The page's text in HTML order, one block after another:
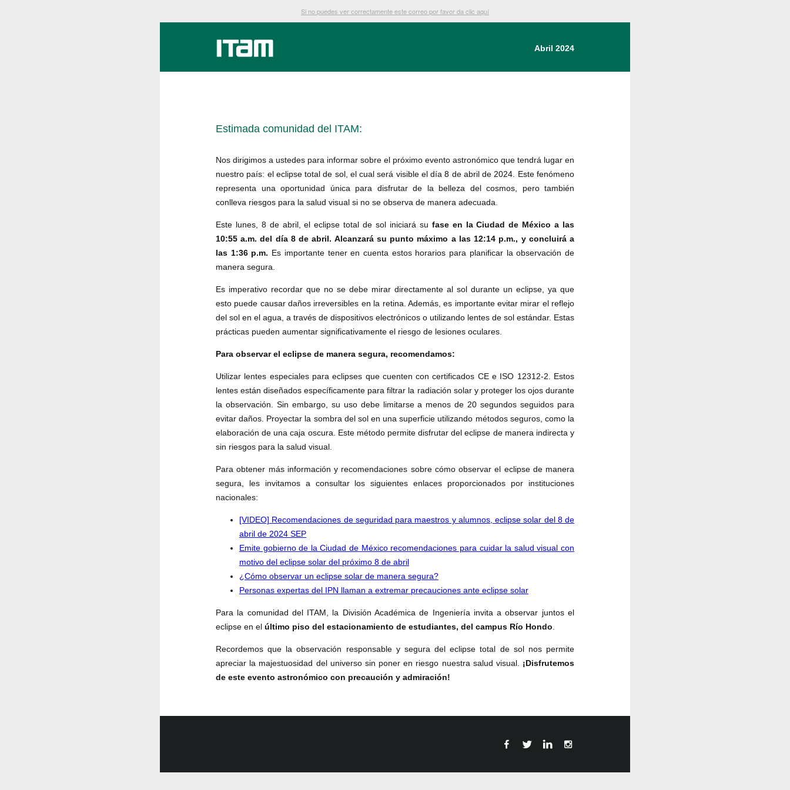
Si no puedes ver correctamente este correo por favor da clic aquí
Abril 2024
Estimada comunidad del ITAM:
Nos dirigimos a ustedes para informar sobre el próximo evento astronómico que tendrá lugar en
nuestro país: el eclipse total de sol, el cual será visible el día 8 de abril de 2024. Este fenómeno
representa una oportunidad única para disfrutar de la belleza del cosmos, pero también
conlleva riesgos para la salud visual si no se observa de manera adecuada.
Este lunes, 8 de abril, el eclipse total de sol iniciará su fase en la Ciudad de México a las
10:55 a.m. del día 8 de abril. Alcanzará su punto máximo a las 12:14 p.m., y concluirá a
las 1:36 p.m. Es importante tener en cuenta estos horarios para planificar la observación de
manera segura.
Es imperativo recordar que no se debe mirar directamente al sol durante un eclipse, ya que
esto puede causar daños irreversibles en la retina. Además, es importante evitar mirar el reflejo
del sol en el agua, a través de dispositivos electrónicos o utilizando lentes de sol estándar. Estas
prácticas pueden aumentar significativamente el riesgo de lesiones oculares.
Para observar el eclipse de manera segura, recomendamos:
Utilizar lentes especiales para eclipses que cuenten con certificados CE e ISO 12312-2. Estos
lentes están diseñados específicamente para filtrar la radiación solar y proteger los ojos durante
la observación. Sin embargo, su uso debe limitarse a menos de 20 segundos seguidos para
evitar daños. Proyectar la sombra del sol en una superficie utilizando métodos seguros, como la
elaboración de una caja oscura. Este método permite disfrutar del eclipse de manera indirecta y
sin riesgos para la salud visual.
Para obtener más información y recomendaciones sobre cómo observar el eclipse de manera
segura, les invitamos a consultar los siguientes enlaces proporcionados por instituciones
nacionales:
[VIDEO] Recomendaciones de seguridad para maestros y alumnos, eclipse solar del 8 de
abril de 2024 SEP
Emite gobierno de la Ciudad de México recomendaciones para cuidar la salud visual con
motivo del eclipse solar del próximo 8 de abril
¿Cómo observar un eclipse solar de manera segura?
Personas expertas del IPN llaman a extremar precauciones ante eclipse solar
Para la comunidad del ITAM, la División Académica de Ingeniería invita a observar juntos el
eclipse en el último piso del estacionamiento de estudiantes, del campus Río Hondo
Recordemos que la observación responsable y segura del eclipse total de sol nos permite
apreciar la majestuosidad del universo sin poner en riesgo nuestra salud visual. ¡Disfrutemos
de este evento astronómico con precaución y admiración!